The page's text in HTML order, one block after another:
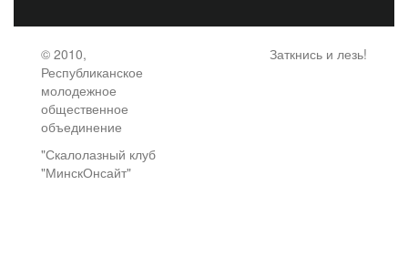
© 2010,
Республиканское
молодежное
общественное
объединение
"Скалолазный клуб
"МинскОнсайт"
Заткнись и лезь!